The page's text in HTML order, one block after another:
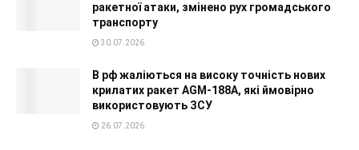
ракетної атаки, змінено рух громадського
транспорту
30.07.2026
В рф жаліються на високу точність нових
крилатих ракет AGM-188A, які ймовірно
використовують ЗСУ
26.07.2026